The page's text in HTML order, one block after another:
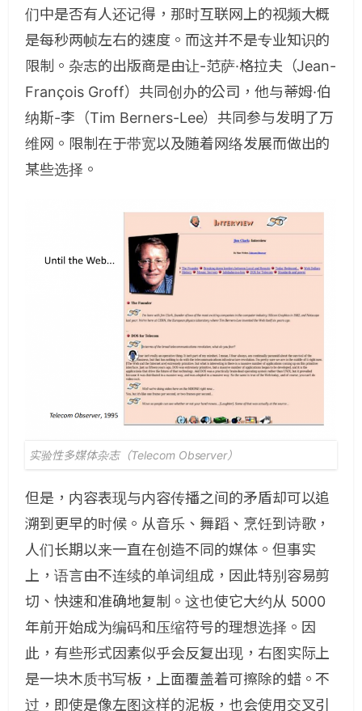
们中是否有人还记得，那时互联网上的视频大概
是每秒两帧左右的速度。而这并不是专业知识的
限制。杂志的出版商是由让-范萨·格拉夫（Jean-
François Groff）共同创办的公司，他与蒂姆·伯
纳斯-李（Tim Berners-Lee）共同参与发明了万
维网。限制在于带宽以及随着网络发展而做出的
某些选择。
实验性多媒体杂志（Telecom Observer）
但是，内容表现与内容传播之间的矛盾却可以追
溯到更早的时候。从音乐、舞蹈、烹饪到诗歌，
人们长期以来一直在创造不同的媒体。但事实
上，语言由不连续的单词组成，因此特别容易剪
切、快速和准确地复制。这也使它大约从 5000
年前开始成为编码和压缩符号的理想选择。因
此，有些形式因素似乎会反复出现，右图实际上
是一块木质书写板，上面覆盖着可擦除的蜡。不
过，即使是像左图这样的泥板，也会使用交叉引